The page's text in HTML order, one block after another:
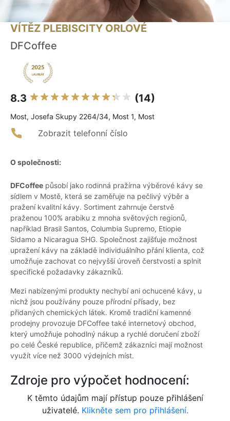
VÍTĚZ PLEBISCITY ORLOVÉ
DFCoffee
8.3 (14)
Most, Josefa Skupy 2264/34, Most 1, Most
Zobrazit telefonní číslo
O společnosti:
DFCoffee působí jako rodinná pražírna výběrové kávy se
sídlem v Mostě, která se zaměřuje na pečlivý výběr a
pražení kvalitní kávy. Sortiment zahrnuje čerstvě
praženou 100% arabiku z mnoha světových regionů,
například Brasil Santos, Columbia Supremo, Etiopie
Sidamo a Nicaragua SHG. Společnost zajišťuje možnost
upražení kávy na základě individuálního přání klienta, což
umožňuje zachovat co nejvyšší úroveň čerstvosti a splnit
specifické požadavky zákazníků.
Mezi nabízenými produkty nechybí ani ochucené kávy, u
nichž jsou používány pouze přírodní přísady, bez
přidaných chemických látek. Kromě tradiční kamenné
prodejny provozuje DFCoffee také internetový obchod,
který umožňuje pohodlný nákup a rychlé doručení zboží
po celé České republice, přičemž zákazníci mají možnost
využít více než 3000 výdejních míst.
Zdroje pro výpočet hodnocení:
K těmto údajům mají přístup pouze přihlášení
uživatelé. Klikněte sem pro přihlášení.